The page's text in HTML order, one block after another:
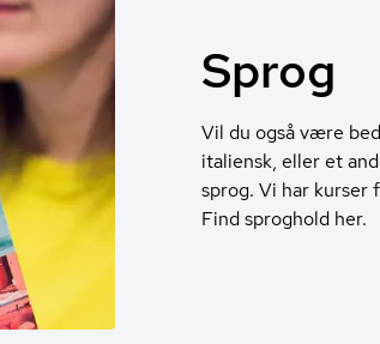
Sprog
Vil du også være
italiensk, eller et
sprog. Vi har kurser
Find sproghold her.